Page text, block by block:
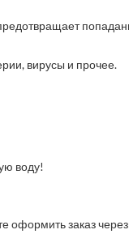
вирусы и прочее.
воду!
заказ